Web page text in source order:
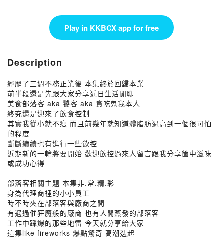
Play in KKBOX app for free
Description
經歷了三週不務正業後 本集終於回歸本業
前半段還是先跟大家分享近日生活閒聊
美食部落客 aka 饕客 aka 貪吃鬼我本人
終究還是迎來了飲食控制
其實我從小就不瘦 而且前幾年就知道體脂肪過高到一個很可怕
的程度
斷斷續續也有進行一些飲控
近期新的一輪將要開始 歡迎飲控過來人留言跟我分享箇中滋味
或成功心得
部落客相關主題 本集非.常.精.彩
身為代理商裡的小小員工
時不時夾在部落客與廠商之間
有遇過催狂魔般的廠商 也有人間蒸發的部落客
工作中踩爆的那些地雷 今天就分享給大家
這集like fireworks 爆點驚奇 高潮迭起